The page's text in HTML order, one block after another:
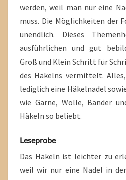
werden, weil man nur eine
muss. Die Möglichkeiten der
unendlich. Dieses
ausführlichen und gut
Groß und Klein Schritt für
des Häkelns vermittelt.
lediglich eine Häkelnadel
wie Garne, Wolle, Bänder
Häkeln so beliebt.
Leseprobe
Das Häkeln ist leichter zu
weil wir nur eine Nadel in